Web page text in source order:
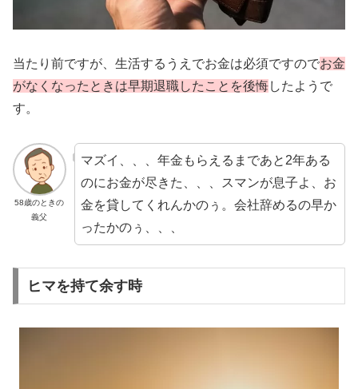
当たり前ですが、生活するうえでお金は必須ですのでお金
がなくなったときは早期退職したことを後悔したようで
す。
58歳のときの
義父
マズイ、、、年金もらえるまであと2年ある
のにお金が尽きた、、、スマンが息子よ、お
金を貸してくれんかのぅ。会社辞めるの早か
ったかのぅ、、、
ヒマを持て余す時